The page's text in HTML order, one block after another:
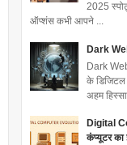
2025
ऑप्शंस कभी आपने ...
Dark
Dark
के डिजिटल
अहम
Digital
कंप्यूटर का